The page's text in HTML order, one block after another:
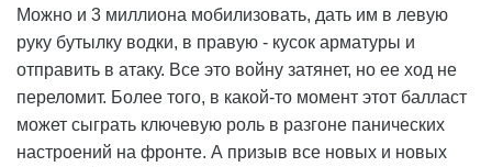
Можно и 3 миллиона мобилизовать, дать им в левую
руку бутылку водки, в правую - кусок арматуры и
отправить в атаку. Все это войну затянет, но ее ход не
переломит. Более того, в какой-то момент этот балласт
может сыграть ключевую роль в разгоне панических
настроений на фронте. А призыв все новых и новых